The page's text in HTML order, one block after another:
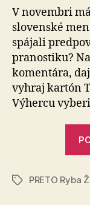
V novembri
slovenské
spájali
pranostiku?
komentára,
vyhraj kartón
Výhercu
ZnačkyPRETO Ryba